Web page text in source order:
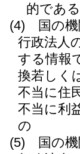
的であ
(4)
国の
行政法人
する情報
換若しく
不当に住
不当に利
の
(5)
国の